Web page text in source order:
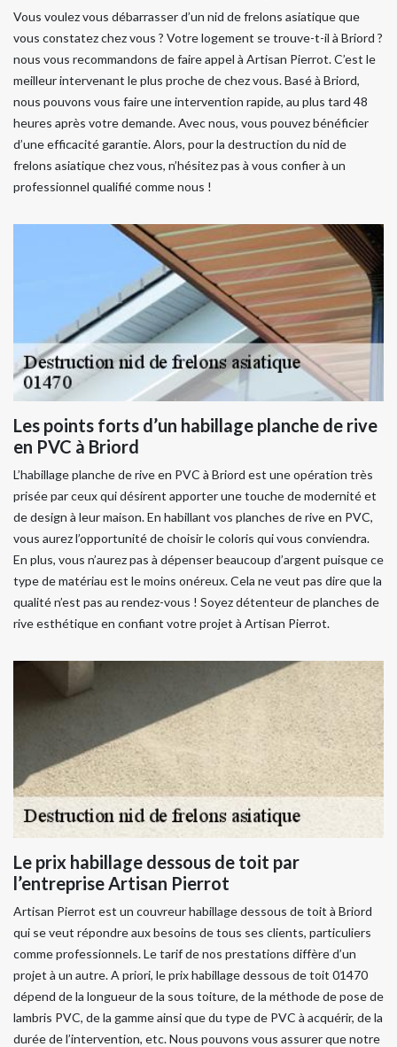
Vous voulez vous débarrasser d’un nid de frelons asiatique que
vous constatez chez vous ? Votre logement se trouve-t-il à Briord ?
nous vous recommandons de faire appel à Artisan Pierrot. C’est le
meilleur intervenant le plus proche de chez vous. Basé à Briord,
nous pouvons vous faire une intervention rapide, au plus tard 48
heures après votre demande. Avec nous, vous pouvez bénéficier
d’une efficacité garantie. Alors, pour la destruction du nid de
frelons asiatique chez vous, n’hésitez pas à vous confier à un
professionnel qualifié comme nous !
Les points forts d’un habillage planche de rive
en PVC à Briord
L’habillage planche de rive en PVC à Briord est une opération très
prisée par ceux qui désirent apporter une touche de modernité et
de design à leur maison. En habillant vos planches de rive en PVC,
vous aurez l’opportunité de choisir le coloris qui vous conviendra.
En plus, vous n’aurez pas à dépenser beaucoup d’argent puisque ce
type de matériau est le moins onéreux. Cela ne veut pas dire que la
qualité n’est pas au rendez-vous ! Soyez détenteur de planches de
rive esthétique en confiant votre projet à Artisan Pierrot.
Le prix habillage dessous de toit par
l’entreprise Artisan Pierrot
Artisan Pierrot est un couvreur habillage dessous de toit à Briord
qui se veut répondre aux besoins de tous ses clients, particuliers
comme professionnels. Le tarif de nos prestations diffère d’un
projet à un autre. A priori, le prix habillage dessous de toit 01470
dépend de la longueur de la sous toiture, de la méthode de pose de
lambris PVC, de la gamme ainsi que du type de PVC à acquérir, de la
durée de l’intervention, etc. Nous pouvons vous assurer que notre